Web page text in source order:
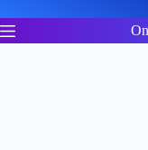
to
content